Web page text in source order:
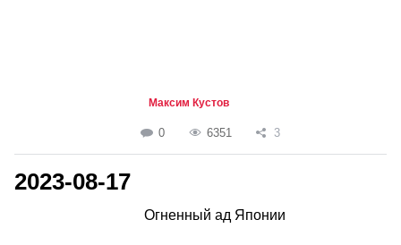
Максим Кустов
0 6351 3
2023-08-17
Огненный ад Японии